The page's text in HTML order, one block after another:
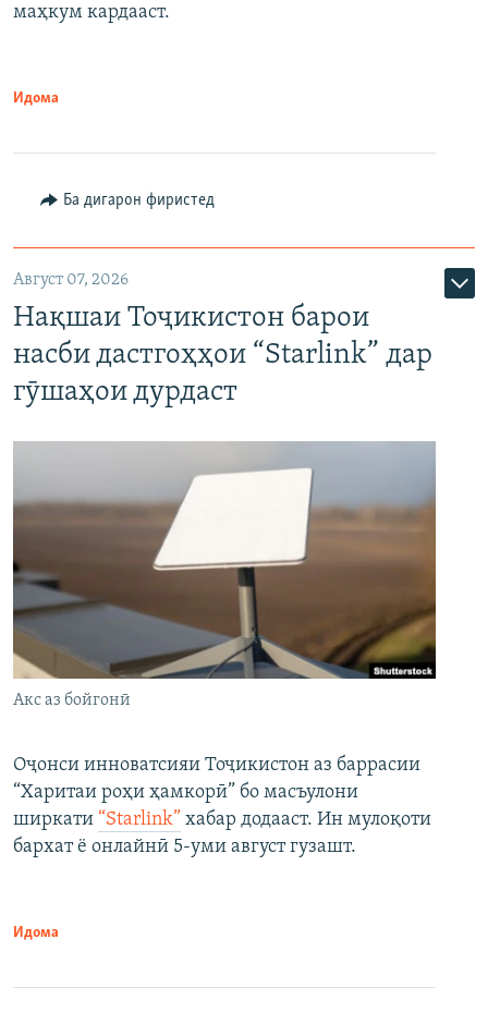
маҳкум кардааст.
Идома
Ба дигарон фиристед
Август 07, 2026
Нақшаи Тоҷикистон барои
насби дастгоҳҳои “Starlink” дар
гӯшаҳои дурдаст
Акс аз бойгонӣ
Оҷонси инноватсияи Тоҷикистон аз баррасии
“Харитаи роҳи ҳамкорӣ” бо масъулони
ширкати “Starlink” хабар додааст. Ин мулоқоти
бархат ё онлайнӣ 5-уми август гузашт.
Идома